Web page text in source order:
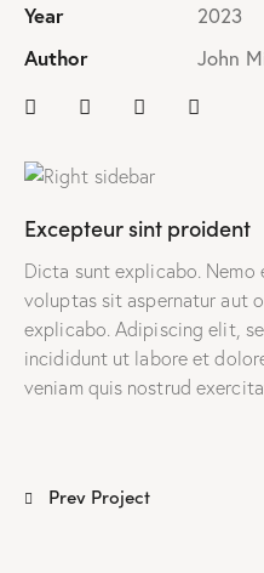
Excepteur sint proident
Dicta sunt explicabo. Nemo
voluptas sit aspernatur aut
explicabo. Adipiscing elit,
incididunt ut labore et
veniam quis nostrud
Year
2023
Author
John
Prev Project